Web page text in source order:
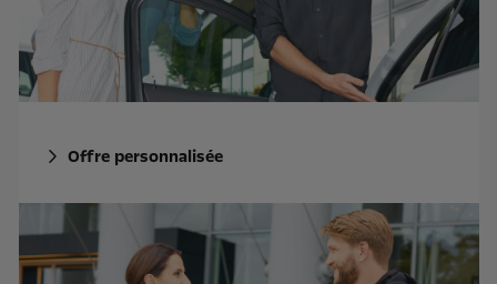
Offre personnalisée